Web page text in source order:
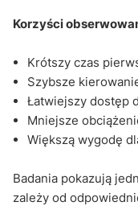
Korzyści
Krótszy czas
Szybsze
Łatwiejszy dostęp
Mniejsze
Większą wygodę
Badania pokazują
zależy od